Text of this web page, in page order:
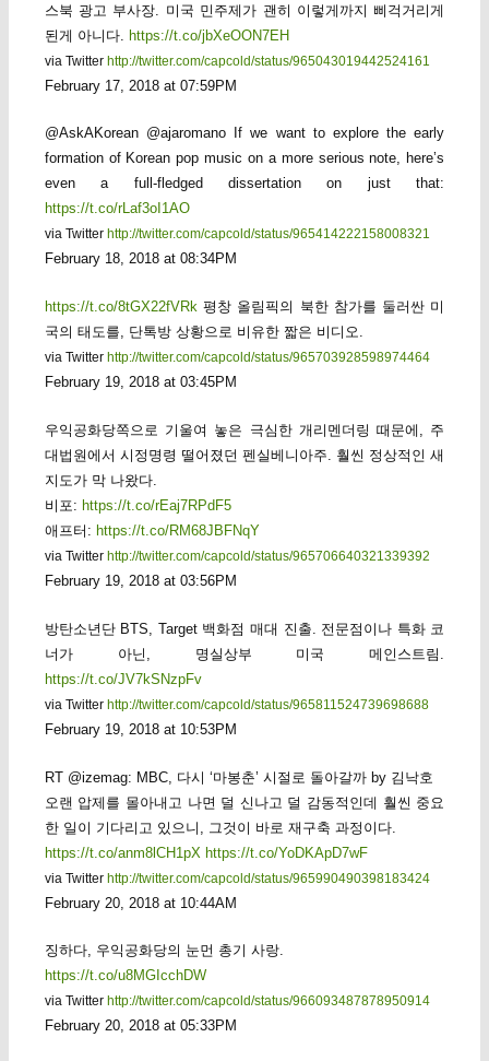
스북 광고 부사장. 미국 민주제가 괜히 이렇게까지 삐걱거리게
된게 아니다. https://t.co/jbXeOON7EH
via Twitter http://twitter.com/capcold/status/965043019442524161
February 17, 2018 at 07:59PM
@AskAKorean @ajaromano If we want to explore the early
formation of Korean pop music on a more serious note, here’s
even a full-fledged dissertation on just that:
https://t.co/rLaf3oI1AO
via Twitter http://twitter.com/capcold/status/965414222158008321
February 18, 2018 at 08:34PM
https://t.co/8tGX22fVRk평창 올림픽의 북한 참가를 둘러싼 미
국의 태도를, 단톡방 상황으로 비유한 짧은 비디오.
via Twitter http://twitter.com/capcold/status/965703928598974464
February 19, 2018 at 03:45PM
우익공화당쪽으로 기울여 놓은 극심한 개리멘더링 때문에, 주
대법원에서 시정명령 떨어졌던 펜실베니아주. 훨씬 정상적인 새
지도가 막 나왔다.
비포: https://t.co/rEaj7RPdF5
애프터: https://t.co/RM68JBFNqY
via Twitter http://twitter.com/capcold/status/965706640321339392
February 19, 2018 at 03:56PM
방탄소년단 BTS, Target 백화점 매대 진출. 전문점이나 특화 코
너가 아닌, 명실상부 미국 메인스트림.
https://t.co/JV7kSNzpFv
via Twitter http://twitter.com/capcold/status/965811524739698688
February 19, 2018 at 10:53PM
RT @izemag: MBC, 다시 ‘마봉춘’ 시절로 돌아갈까 by 김낙호
오랜 압제를 몰아내고 나면 덜 신나고 덜 감동적인데 훨씬 중요
한 일이 기다리고 있으니, 그것이 바로 재구축 과정이다.
https://t.co/anm8lCH1pX https://t.co/YoDKApD7wF
via Twitter http://twitter.com/capcold/status/965990490398183424
February 20, 2018 at 10:44AM
징하다, 우익공화당의 눈먼 총기 사랑.
https://t.co/u8MGIcchDW
via Twitter http://twitter.com/capcold/status/966093487878950914
February 20, 2018 at 05:33PM